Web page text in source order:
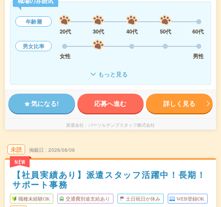
年齢層
20代
30代 40代 50代
60代
男女比率
女性
男性
もっと見る
気になる! 応募へ進む 詳しく見る
派遣会社 パーソルテンプスタッフ株式会社
未読
NEW
掲載日 2026/08/06
【社員実績あり】派遣スタッフ活躍中！長期！
サポート事務
職種未経験OK 交通費別途支給あり 土日祝日が休み WEB登録OK